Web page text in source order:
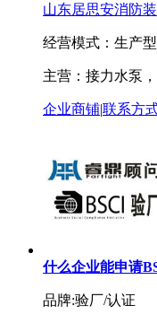
山东居思安消防
经营模式：生产型
主营：接力水泵
企业商铺|联系方
什么企业能申请
品牌:验厂/认证